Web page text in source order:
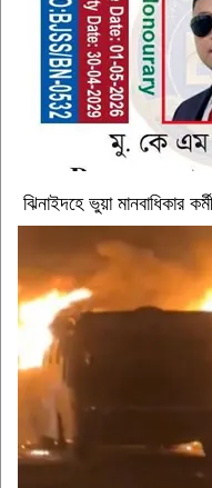
ঝিনাইদহে ভুয়া মানবাধিকার